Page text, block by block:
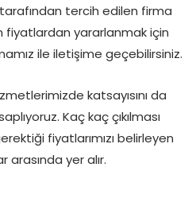
tercih edilen firma
fiyatlardan yararlanmak için
ile iletişime geçebilirsiniz.
katsayısını da
Kaç kaç çıkılması
fiyatlarımızı belirleyen
arasında yer alır.